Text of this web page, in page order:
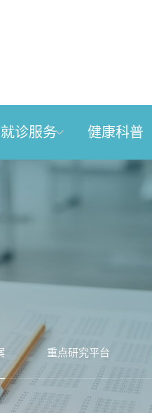
就诊服务 健康科普
重点研究平台